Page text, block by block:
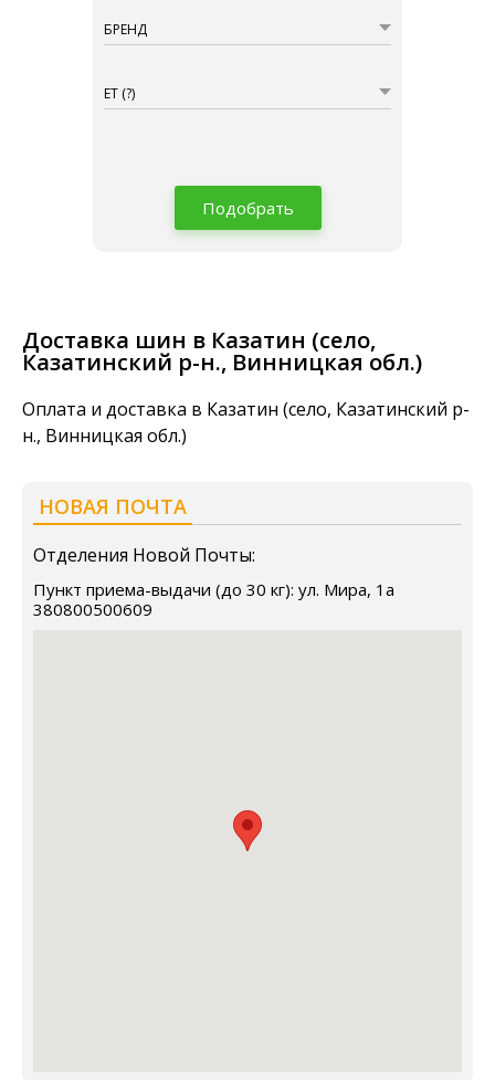
БРЕНД
ET (?)
Подобрать
Доставка шин в Казатин (село,
Казатинский р-н., Винницкая обл.)
Оплата и доставка в Казатин (село, Казатинский р-
н., Винницкая обл.)
НОВАЯ ПОЧТА
Отделения Новой Почты:
Пункт приема-выдачи (до 30 кг): ул. Мира, 1а
380800500609